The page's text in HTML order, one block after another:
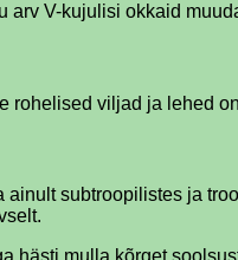
V-kujulisi okkaid
viljad ja lehed
subtroopilistes ja
mulla kõrget